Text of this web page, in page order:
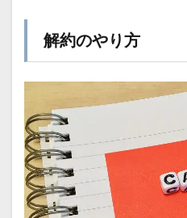
解約のやり方